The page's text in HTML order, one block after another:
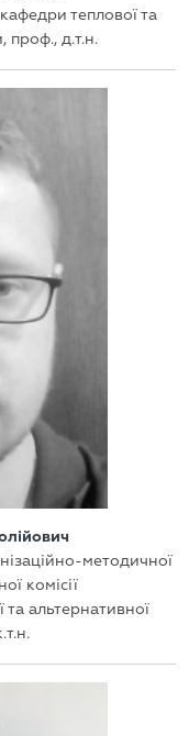
теплової та
проф., д.т.н.
методичної
комісії
альтернативної